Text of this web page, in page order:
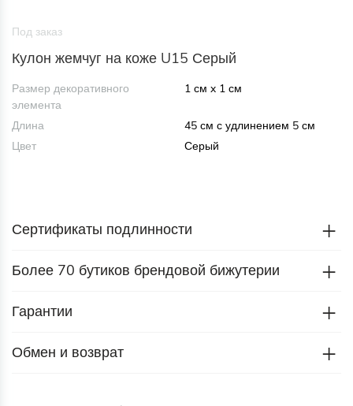
Под заказ
Кулон жемчуг на коже U15 Серый
Размер декоративного
элемента
1 см x 1 см
Длина
45 см с удлинением 5 см
Цвет
Серый
Сертификаты подлинности
Более 70 бутиков брендовой бижутерии
Гарантии
Обмен и возврат